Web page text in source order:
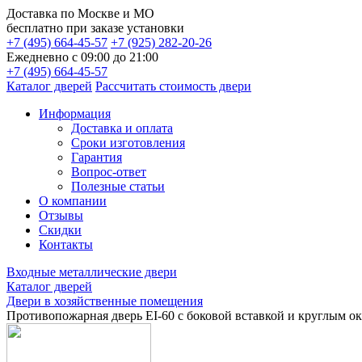
Доставка по Москве и МО
бесплатно при заказе установки
+7 (495) 664-45-57 +7 (925) 282-20-26
Ежедневно с 09:00 до 21:00
+7 (495) 664-45-57
Каталог дверей Рассчитать стоимость двери
Информация
Доставка и оплата
Сроки изготовления
Гарантия
Вопрос-ответ
Полезные статьи
О компании
Отзывы
Скидки
Контакты
Входные металлические двери
Каталог дверей
Двери в хозяйственные помещения
Противопожарная дверь EI-60 с боковой вставкой и круглым